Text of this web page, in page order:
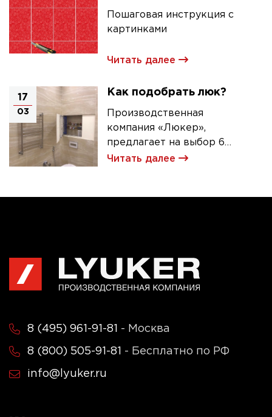
Пошаговая инструкция с
картинками
Читать далее
17
03
Как подобрать люк?
Производственная
компания «Люкер»,
предлагает на выбор 6
моделей ревизионных
Читать далее
8 (495) 961-91-81 - Москва
8 (800) 505-91-81 - Бесплатно по РФ
info@lyuker.ru